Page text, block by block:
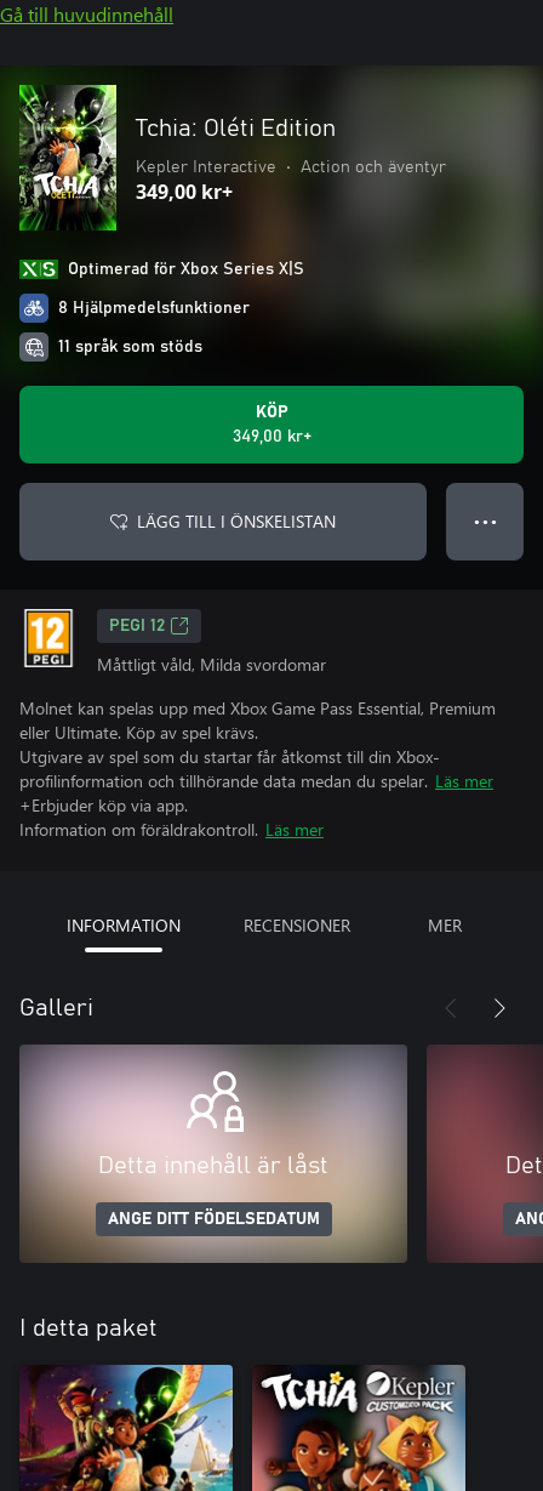
Gå till huvudinnehåll
Tchia: Oléti Edition
Kepler Interactive • Action och äventyr
349,00 kr+
Optimerad för Xbox Series X|S
8 Hjälpmedelsfunktioner
11 språk som stöds
KÖP
349,00 kr+
LÄGG TILL I ÖNSKELISTAN ● ● ●
PEGI 12
Måttligt våld, Milda svordomar
Molnet kan spelas upp med Xbox Game Pass Essential, Premium
eller Ultimate. Köp av spel krävs.
Utgivare av spel som du startar får åtkomst till din Xbox-
profilinformation och tillhörande data medan du spelar. Läs mer
+Erbjuder köp via app.
Information om föräldrakontroll. Läs mer
INFORMATION RECENSIONER MER
Galleri
Detta innehåll är låst
ANGE DITT FÖDELSEDATUM
I detta paket